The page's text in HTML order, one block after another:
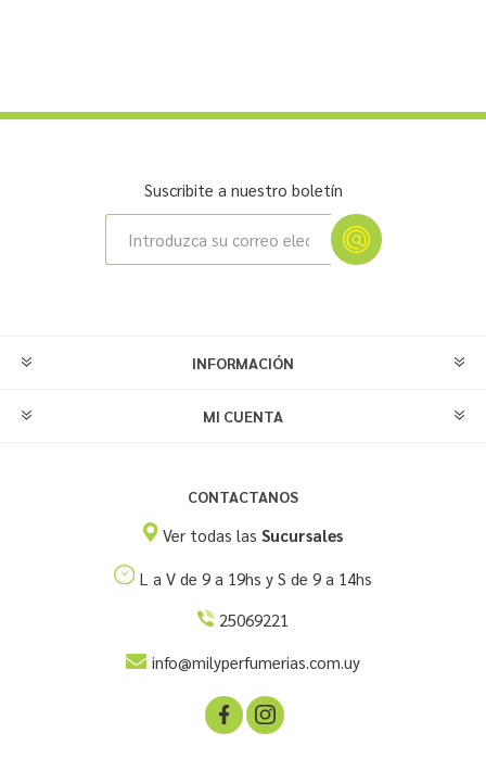
Suscribite a nuestro boletín
INFORMACIÓN
MI CUENTA
CONTACTANOS
Ver todas las Sucursales
L a V de 9 a 19hs y S de 9 a 14hs
25069221
info@milyperfumerias.com.uy